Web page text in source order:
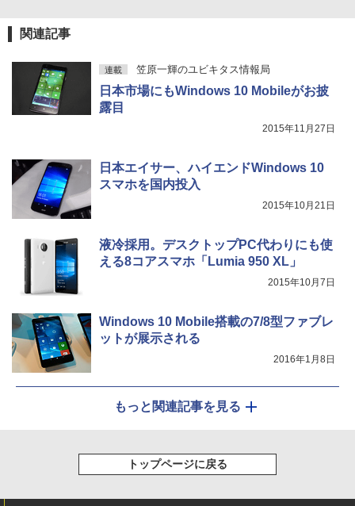
￥49,800
デスクトップパソコン デル DELL optipl
ex 3070SF Micro 9世代 Core i5 メモリ8
dows11 pro Win11 4K 対応 ミニPC デ
スクトップパソコン デスクトップ PC 中
古パソコン 1186aR 10249091
e 21.45インチFHDモニター IPS 21.5型
角度調整 VESA 100Hz 液晶 HDMI VGA P
S5 Switch 3年保証 転送不可 (型番：AK2
関連記事
連載 笠原一輝のユビキタス情報局
日本市場にもWindows 10 Mobileがお披
露目
2015年11月27日
日本エイサー、ハイエンドWindows 10
スマホを国内投入
2015年10月21日
液冷採用。デスクトップPC代わりにも使
える8コアスマホ「Lumia 950 XL」
2015年10月7日
Windows 10 Mobile搭載の7/8型ファブレ
ットが展示される
2016年1月8日
もっと関連記事を見る
トップページに戻る